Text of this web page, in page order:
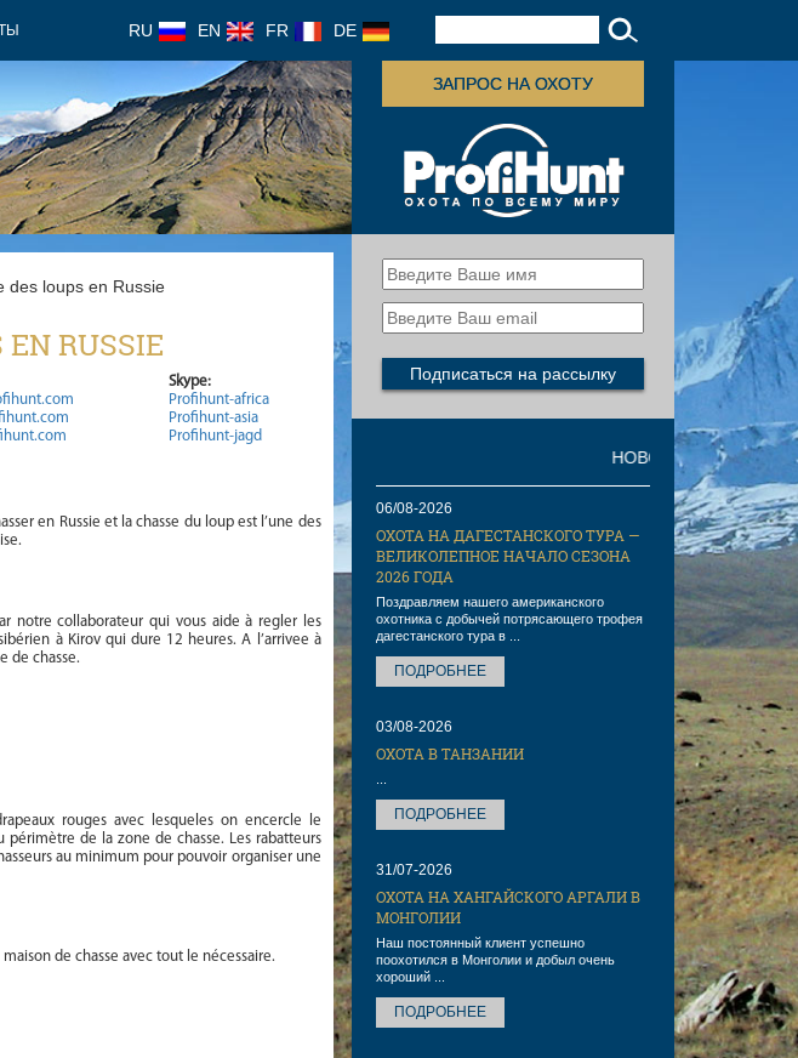
RU EN FR DE
ЗАПРОС НА ОХОТУ
des loups en Russie
EN RUSSIE
Skype:
Profihunt-africa
Profihunt-asia
Profihunt-jagd
en Russie et la chasse du loup est l’une des
notre collaborateur qui vous aide à regler les
à Kirov qui dure 12 heures. A l’arrivee à
de chasse.
rouges avec lesqueles on encercle le
périmètre de la zone de chasse. Les rabatteurs
au minimum pour pouvoir organiser une
de chasse avec tout le nécessaire.
НОВОСТИ
06/08-2026
ОХОТА НА ДАГЕСТАНСКОГО ТУРА —
ВЕЛИКОЛЕПНОЕ НАЧАЛО СЕЗОНА
2026 ГОДА
Поздравляем нашего американского
охотника с добычей потрясающего трофея
дагестанского тура в ...
ПОДРОБНЕЕ
03/08-2026
ОХОТА В ТАНЗАНИИ
ПОДРОБНЕЕ
31/07-2026
ОХОТА НА ХАНГАЙСКОГО АРГАЛИ В
МОНГОЛИИ
Наш постоянный клиент успешно
поохотился в Монголии и добыл очень
хороший ...
ПОДРОБНЕЕ